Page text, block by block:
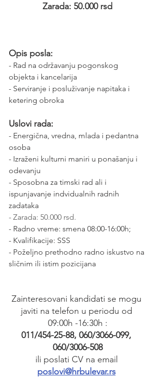
Zarada: 50.000 rsd
Opis posla:
- Rad na održavanju pogonskog
objekta i kancelarija
- Serviranje i posluživanje napitaka i
ketering obroka
Uslovi rada:
- Energična, vredna, mlada i pedantna
osoba
- Izraženi kulturni maniri u ponašanju i
odevanju
- Sposobna za timski rad ali i
ispunjavanje indvidualnih radnih
zadataka
- Zarada: 50.000 rsd.
- Radno vreme: smena 08:00-16:00h;
- Kvalifikacije: SSS
- Poželjno prethodno radno iskustvo na
sličnim ili istim pozicijana
Zainteresovani kandidati se mogu
javiti na telefon u periodu od
09:00h -16:30h :
011/454-25-88, 060/3066-099,
060/3006-508
ili poslati CV na email
poslovi@hrbulevar.rs